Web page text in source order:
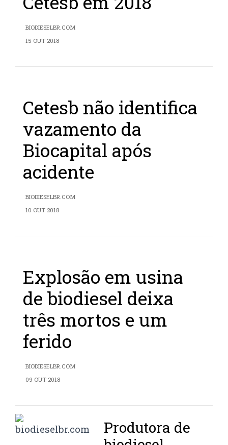
BIODIESELBR.COM
15 OUT 2018
Cetesb não identifica
vazamento da
Biocapital após
acidente
BIODIESELBR.COM
10 OUT 2018
Explosão em usina
de biodiesel deixa
três mortos e um
ferido
BIODIESELBR.COM
09 OUT 2018
Produtora de